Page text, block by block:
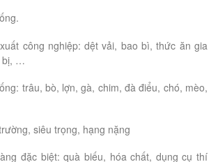
công nghiệp: dệt vải, bao bì, thức ăn gia
bị, …
trâu, bò, lợn, gà, chim, đà điểu, chó, mèo,
siêu trọng, hạng nặng
đặc biệt: quà biếu, hóa chất, dụng cụ thí